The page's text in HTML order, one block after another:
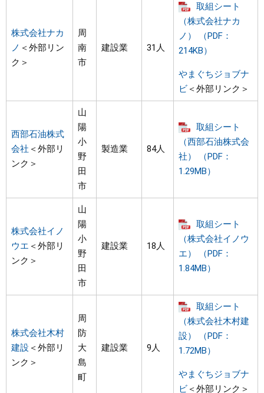
株式会社ナカ
ノ ＜外部リン
ク＞
周
南
市
建設業 31人
取組シート
（株式会社ナカ
ノ） （PDF：
214KB）
やまぐちジョブナ
ビ＜外部リンク＞
西部石油株式
会社 ＜外部リ
ンク＞
山
陽
小
野
田
市
製造業 84人
取組シート
（西部石油株式会
社） （PDF：
1.29MB）
株式会社イノ
ウエ ＜外部リ
ンク＞
山
陽
小
野
田
市
建設業 18人
取組シート
（株式会社イノウ
エ） （PDF：
1.84MB）
株式会社木村
建設＜外部リ
ンク＞
周
防
大
島
町
建設業 9人
取組シート
（株式会社木村建
設） （PDF：
1.72MB）
やまぐちジョブナ
ビ＜外部リンク＞